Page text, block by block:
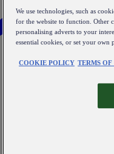
We use technologies, such as
for the website to function. Other
personalising adverts to your
essential cookies, or set your own
COOKIE POLICY TERMS OF